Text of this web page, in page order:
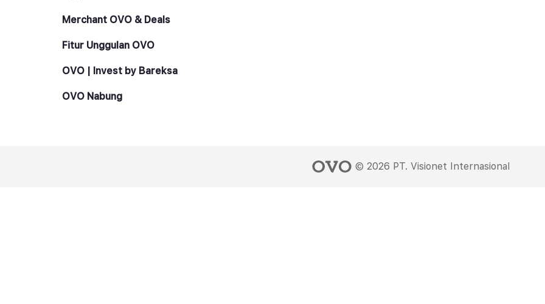
Merchant OVO & Deals
Fitur Unggulan OVO
OVO | Invest by Bareksa
OVO Nabung
© 2026 PT. Visionet Internasional